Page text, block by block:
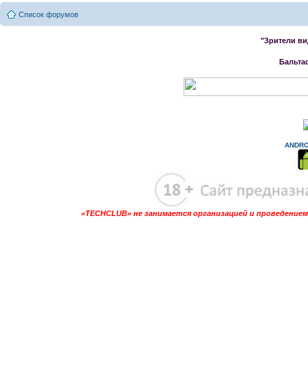
Список форумов
"Зрители
«TECHCLUB» не занимается организацией и